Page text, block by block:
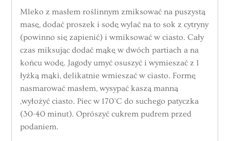
Mleko z masłem roślinnym zmiksować na puszystą
masę, dodać proszek i sodę wylać na to sok z cytryny
(powinno się zapienić) i wmiksować w ciasto. Cały
czas miksując dodać mąkę w dwóch partiach a na
końcu wodę. Jagody umyć osuszyć i wymieszać z 1
łyżką mąki, delikatnie wmieszać w ciasto. Formę
nasmarować masłem, wysypać kaszą manną
,wyłożyć ciasto. Piec w 170’C do suchego patyczka
(30-40 minut). Oprószyć cukrem pudrem przed
podaniem.